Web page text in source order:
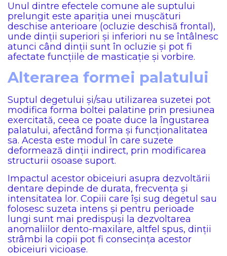
Unul dintre efectele comune ale suptului
prelungit este apariția unei mușcături
deschise anterioare (ocluzie deschisă frontal),
unde dinții superiori și inferiori nu se întâlnesc
atunci când dinții sunt în ocluzie și pot fi
afectate funcțiile de masticație și vorbire.
Alterarea formei palatului
Suptul degetului și/sau utilizarea suzetei pot
modifica forma boltei palatine prin presiunea
exercitată, ceea ce poate duce la îngustarea
palatului, afectând forma și funcționalitatea
sa. Acesta este modul în care suzete
deformează dinții indirect, prin modificarea
structurii osoase suport.
Impactul acestor obiceiuri asupra dezvoltării
dentare depinde de durata, frecvența și
intensitatea lor. Copiii care își sug degetul sau
folosesc suzeta intens și pentru perioade
lungi sunt mai predispuși la dezvoltarea
anomaliilor dento-maxilare, altfel spus, dinții
strâmbi la copii pot fi consecința acestor
obiceiuri vicioase.